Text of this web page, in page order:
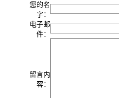
您的名
字：
电子邮
件：
留言内
容：